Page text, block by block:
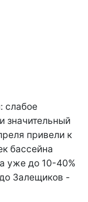
: слабое
значительный
привели к
бассейна
уже до 10-40%
Залещиков -